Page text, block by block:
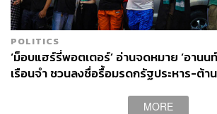
POLITICS
‘ม็อบแฮร์รี่พอตเตอร์’ อ่านจดหมาย ‘อานน
เรือนจำ ชวนลงชื่อรื้อมรดกรัฐประหาร-ต้าน
MORE